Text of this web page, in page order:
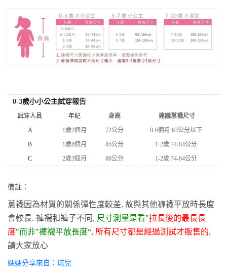
0-3歲小小公主試穿報告
試穿人員 年紀 身高
建議蔥襪尺寸
A
1歲2個月 72公分
0-6個月 63公分以下
B
1歲8個月 85公分
1-2歲 74-84公分
C
2歲3個月 88公分 1-2歲 74-84公分
備註：
蔥襪因為材質的關係彈性度較差, 故與其他褲襪平放時長度
會較長. 褲襪和褲子不同, 尺寸測量是看"拉長後的最長長
度"而非"褲襪平放長度“, 所有尺寸都是經過測試才販售的,
請大家放心
媽媽分享來自：琪兒